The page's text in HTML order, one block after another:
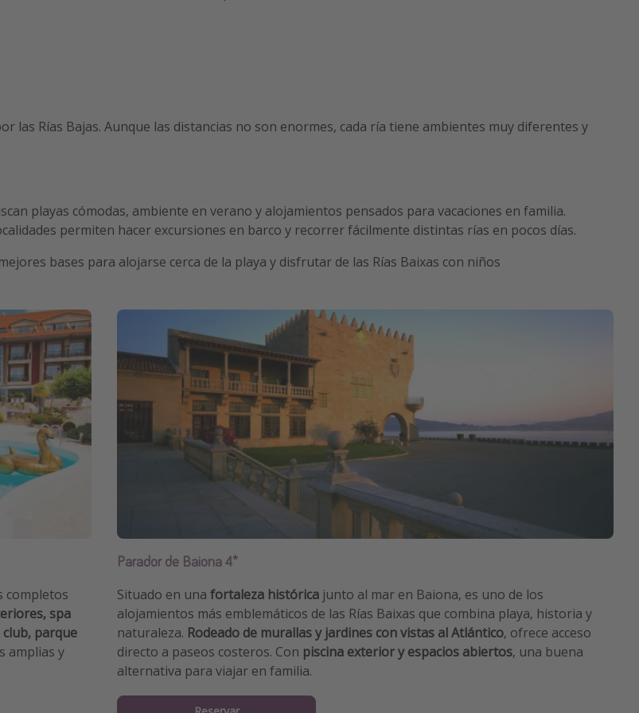
las Rías Bajas. Aunque las distancias no son enormes, cada ría tiene ambientes muy diferentes y
playas cómodas, ambiente en verano y alojamientos pensados para vacaciones en familia.
permiten hacer excursiones en barco y recorrer fácilmente distintas rías en pocos días.
bases para alojarse cerca de la playa y disfrutar de las Rías Baixas con niños
completos
spa
club, parque
amplias y
Parador de Baiona 4*
Situado en una fortaleza histórica junto al mar en Baiona, es uno de los
alojamientos más emblemáticos de las Rías Baixas que combina playa, historia y
naturaleza. Rodeado de murallas y jardines con vistas al Atlántico, ofrece acceso
directo a paseos costeros. Con piscina exterior y espacios abiertos, una buena
alternativa para viajar en familia.